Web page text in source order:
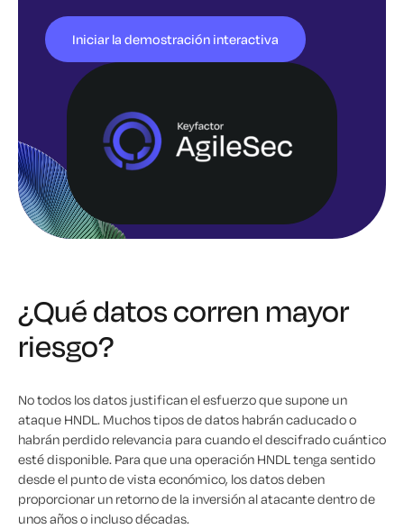
Iniciar la demostración interactiva
¿Qué datos corren mayor
riesgo?
No todos los datos justifican el esfuerzo que supone un
ataque HNDL. Muchos tipos de datos habrán caducado o
habrán perdido relevancia para cuando el descifrado cuántico
esté disponible. Para que una operación HNDL tenga sentido
desde el punto de vista económico, los datos deben
proporcionar un retorno de la inversión al atacante dentro de
unos años o incluso décadas.